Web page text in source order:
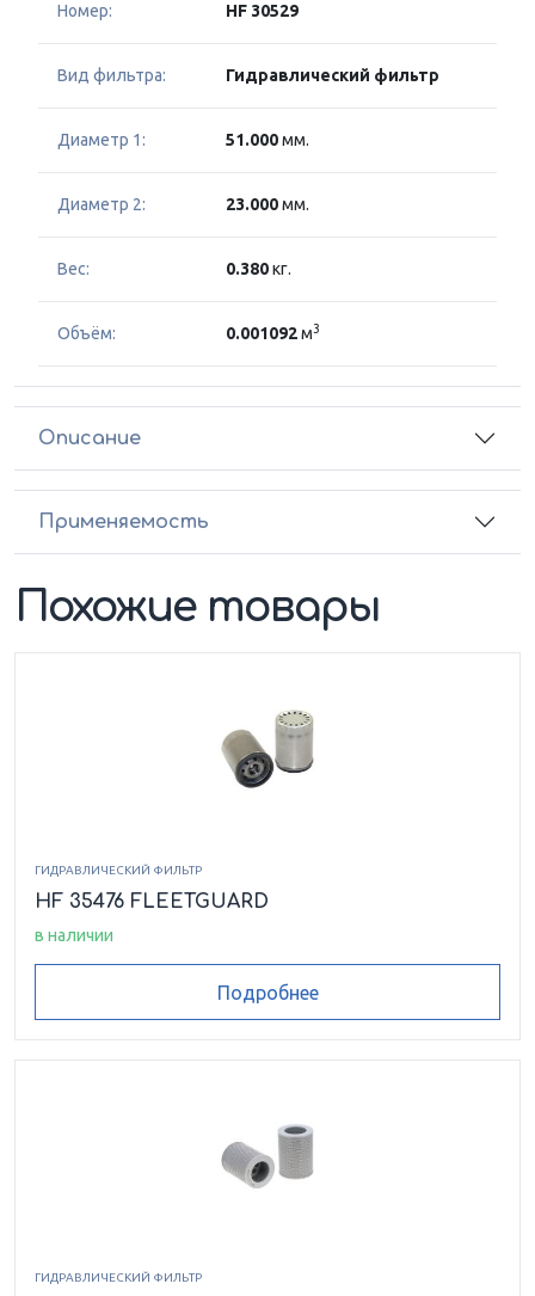
Номер: HF 30529
Вид фильтра: Гидравлический фильтр
Диаметр 1: 51.000мм.
Диаметр 2: 23.000мм.
Вес: 0.380кг.
Объём: 0.001092м3
Описание
Применяемость
Похожие товары
ГИДРАВЛИЧЕСКИЙ ФИЛЬТР
HF 35476 FLEETGUARD
в наличии
Подробнее
ГИДРАВЛИЧЕСКИЙ ФИЛЬТР